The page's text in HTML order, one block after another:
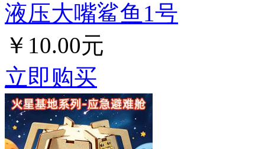
液压大嘴鲨鱼1号
￥10.00元
立即购买